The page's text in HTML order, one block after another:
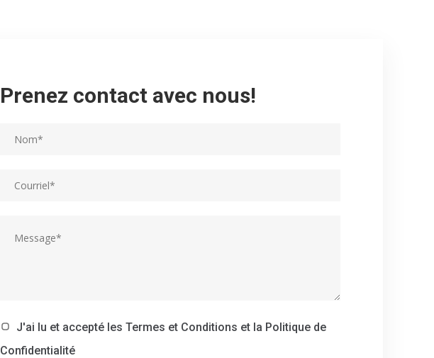
Prenez contact avec nous!
J'ai lu et accepté les Termes et Conditions et la Politique de
Confidentialité